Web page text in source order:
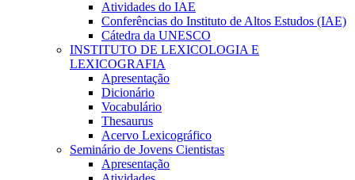
Atividades do IAE
Conferências do Instituto de Altos Estudos (IAE)
Cátedra da UNESCO
INSTITUTO DE LEXICOLOGIA E
LEXICOGRAFIA
Apresentação
Dicionário
Vocabulário
Thesaurus
Acervo Lexicográfico
Seminário de Jovens Cientistas
Apresentação